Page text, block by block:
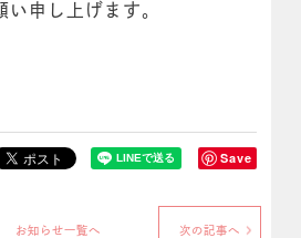
申し上げます。
Save
お知らせ一覧へ 次の記事へ